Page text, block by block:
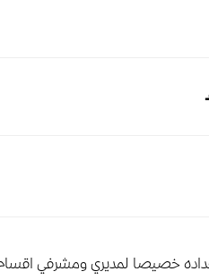
خصيصا لمديري ومشرفي اقسام